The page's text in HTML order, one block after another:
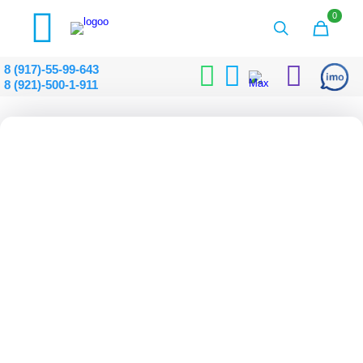
0
8 (917)-55-99-643
8 (921)-500-1-911